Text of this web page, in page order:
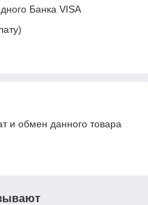
Банка VISA
и обмен данного товара